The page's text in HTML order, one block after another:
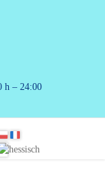
h – 24:00